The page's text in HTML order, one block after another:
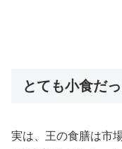
とても小食だ
実は、王の食膳は市